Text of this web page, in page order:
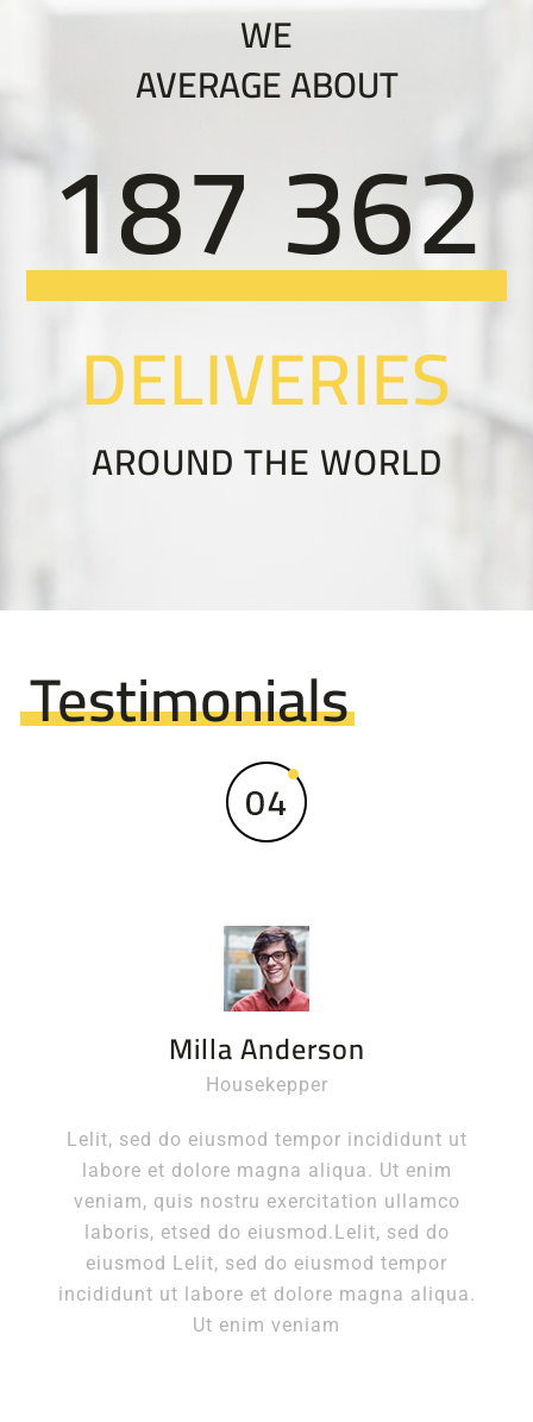
WE
AVERAGE ABOUT
187 362
DELIVERIES
AROUND THE WORLD
Testimonials
Milla Anderson
Housekepper
Lelit, sed do eiusmod tempor incididunt ut
labore et dolore magna aliqua. Ut enim
veniam, quis nostru exercitation ullamco
laboris, etsed do eiusmod.Lelit, sed do
eiusmod Lelit, sed do eiusmod tempor
incididunt ut labore et dolore magna aliqua.
Ut enim veniam